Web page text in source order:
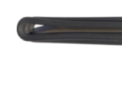
mellett. Mint minden
közvetlenül a medence
rendszeren keresztül kell
Rögzítéshez a